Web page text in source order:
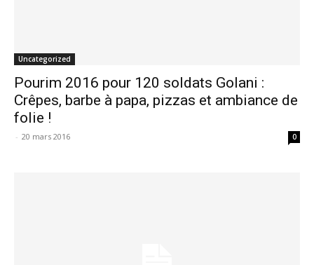
Uncategorized
Pourim 2016 pour 120 soldats Golani :
Crêpes, barbe à papa, pizzas et ambiance de
folie !
- 20 mars 2016 0